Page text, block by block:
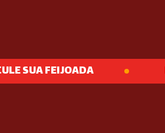
SUA FEIJOADA